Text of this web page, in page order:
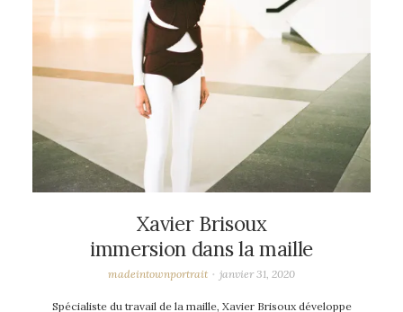
Xavier Brisoux
immersion dans la maille
madeintownportrait janvier 31, 2020
Spécialiste du travail de la maille, Xavier Brisoux développe